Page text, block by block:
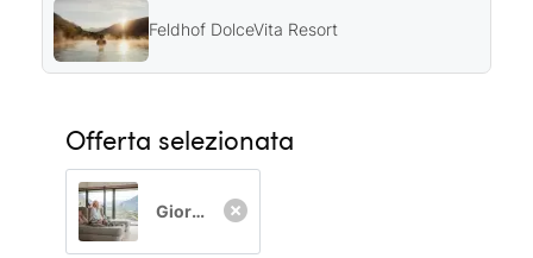
Offerta selezionata
Giornate di relax
Feldhof DolceVita Resort